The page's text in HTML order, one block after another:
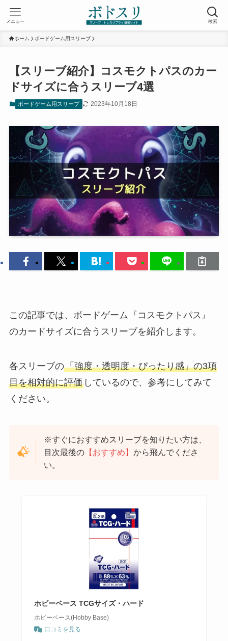
検索
メニュー
ホーム ボードゲーム用スリーブ
【スリーブ紹介】コスモクトパスのカー
ドサイズに合うスリーブ4選
ボードゲーム用スリーブ 2023年10月18日
この記事では、ボードゲーム『コスモクトパス』
のカードサイズに合うスリーブを紹介します。
各スリーブの「強度・透明度・ぴったり感」の3項
目を相対的に評価しているので、参考にしてみて
ください。
※すぐにおすすめスリーブを知りたい方は、
目次最後の 【おすすめ】から飛んでくださ
い。
ホビーベース TCGサイズ・ハード
ホビーベース(Hobby Base)
口コミを見る